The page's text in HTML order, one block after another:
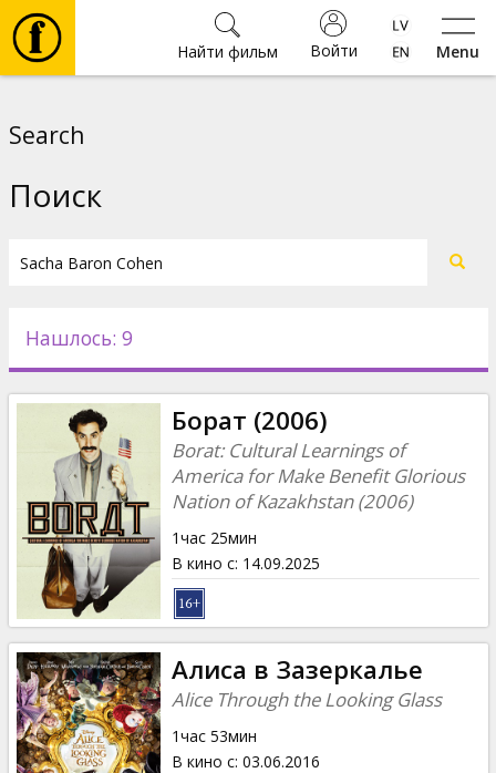
Menu
Войти
Найти фильм
Новости
Подарки
Кинозакуски
B2B
Клуб
Search
Поиск
Нашлось: 9
Борат (2006)
Borat: Cultural Learnings of
America for Make Benefit Glorious
Nation of Kazakhstan (2006)
1час 25мин
В кино с: 14.09.2025
Алиса в Зазеркалье
Alice Through the Looking Glass
1час 53мин
В кино с: 03.06.2016